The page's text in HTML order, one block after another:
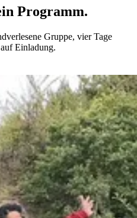
Programm.
Gruppe, vier Tage
Einladung.